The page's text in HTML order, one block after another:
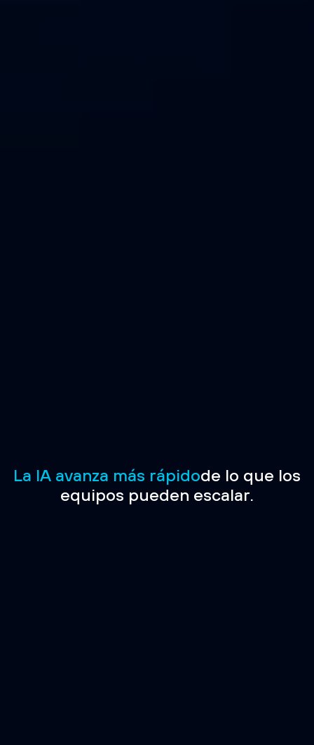
La IA avanza más rápidode lo que los
equipos pueden escalar.